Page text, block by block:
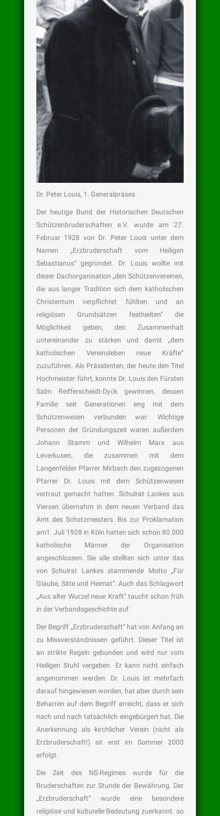
Dr. Peter Louis, 1. Generalpräses
Der heutige Bund der Historischen Deutschen
Schützenbruderschaften e.V. wurde am 27.
Februar 1928 von Dr. Peter Louis unter dem
Namen „Erzbruderschaft vom Heiligen
Sebastianus“ gegründet. Dr. Louis wollte mit
dieser Dachorganisation „den Schützenvereinen,
die aus langer Tradition sich dem katholischen
Christentum verpflichtet fühlten und an
religiösen Grundsätzen festhielten“ die
Möglichkeit geben, den Zusammenhalt
untereinander zu stärken und damit „dem
katholischen Vereinsleben neue Kräfte“
zuzuführen. Als Präsidenten, der heute den Titel
Hochmeister führt, konnte Dr. Louis den Fürsten
Salm Reifferscheidt-Dyck gewinnen, dessen
Familie seit Generationen eng mit dem
Schützenwesen verbunden war. Wichtige
Personen der Gründungszeit waren außerdem
Johann Stamm und Wilhelm Marx aus
Leverkusen, die zusammen mit dem
Langenfelder Pfarrer Mirbach den zugezogenen
Pfarrer Dr. Louis mit dem Schützenwesen
vertraut gemacht hatten. Schulrat Lankes aus
Viersen übernahm in dem neuen Verband das
Amt des Schatzmeisters. Bis zur Proklamation
am1. Juli 1928 in Köln hatten sich schon 80.000
katholische Männer der Organisation
angeschlossen. Sie alle stellten sich unter das
von Schulrat Lankes stammende Motto „Für
Glaube, Sitte und Heimat“. Auch das Schlagwort
„Aus alter Wurzel neue Kraft“ taucht schon früh
in der Verbandsgeschichte auf.
Der Begriff „Erzbruderschaft“ hat von Anfang an
zu Missverständnissen geführt. Dieser Titel ist
an strikte Regeln gebunden und wird nur vom
Heiligen Stuhl vergeben. Er kann nicht einfach
angenommen werden. Dr. Louis ist mehrfach
darauf hingewiesen worden, hat aber durch sein
Beharren auf dem Begriff erreicht, dass er sich
nach und nach tatsächlich eingebürgert hat. Die
Anerkennung als kirchlicher Verein (nicht als
Erzbruderschaft!) ist erst im Sommer 2000
erfolgt.
Die Zeit des NS-Regimes wurde für die
Bruderschaften zur Stunde der Bewährung. Der
„Erzbruderschaft“ wurde eine besondere
religiöse und kulturelle Bedeutung zuerkannt. so